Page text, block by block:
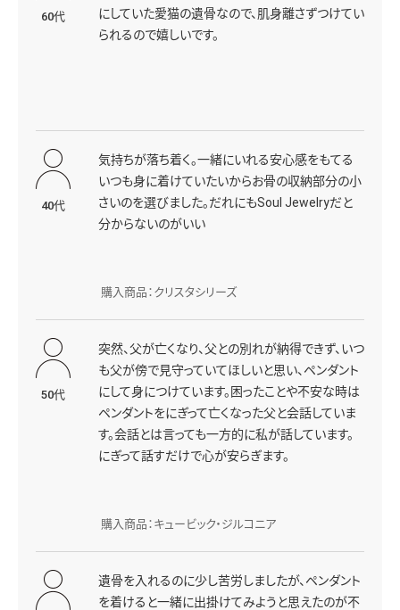
60代
にしていた愛猫の遺骨なので、肌身離さずつけてい
られるので嬉しいです。
40代
気持ちが落ち着く。一緒にいれる安心感をもてる
いつも身に着けていたいからお骨の収納部分の小
さいのを選びました。だれにもSoul Jewelryだと
分からないのがいい
購入商品：クリスタシリーズ
50代
突然、父が亡くなり、父との別れが納得できず、いつ
も父が傍で見守っていてほしいと思い、ペンダント
にして身につけています。困ったことや不安な時は
ペンダントをにぎって亡くなった父と会話していま
す。会話とは言っても一方的に私が話しています。
にぎって話すだけで心が安らぎます。
購入商品：キュービック・ジルコニア
遺骨を入れるのに少し苦労しましたが、ペンダント
を着けると一緒に出掛けてみようと思えたのが不